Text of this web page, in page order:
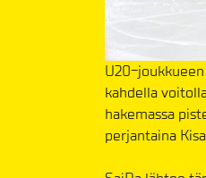
U20-
kahdella
hakemassa
perjantaina